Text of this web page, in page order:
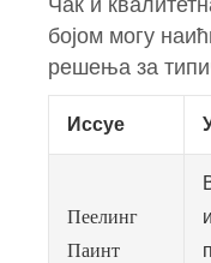
Чак и
бојом могу
решења за
Иссуе
Пеелинг
Паинт